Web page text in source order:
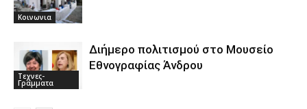
Κοινωνια
Τεχνες-
Γραμματα
Διήμερο πολιτισμού στο Μουσείο
Εθνογραφίας Άνδρου